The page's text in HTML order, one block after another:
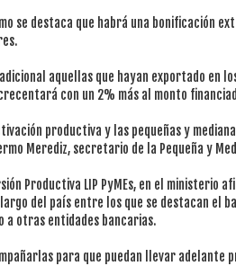
se destaca que habrá una bonificación
aquellas que hayan exportado en
con un 2% más al monto
productiva y las pequeñas y
Merediz, secretario de la Pequeña y
Productiva LIP PyMEs, en el ministerio
del país entre los que se destacan el
a otras entidades bancarias.
para que puedan llevar adelante